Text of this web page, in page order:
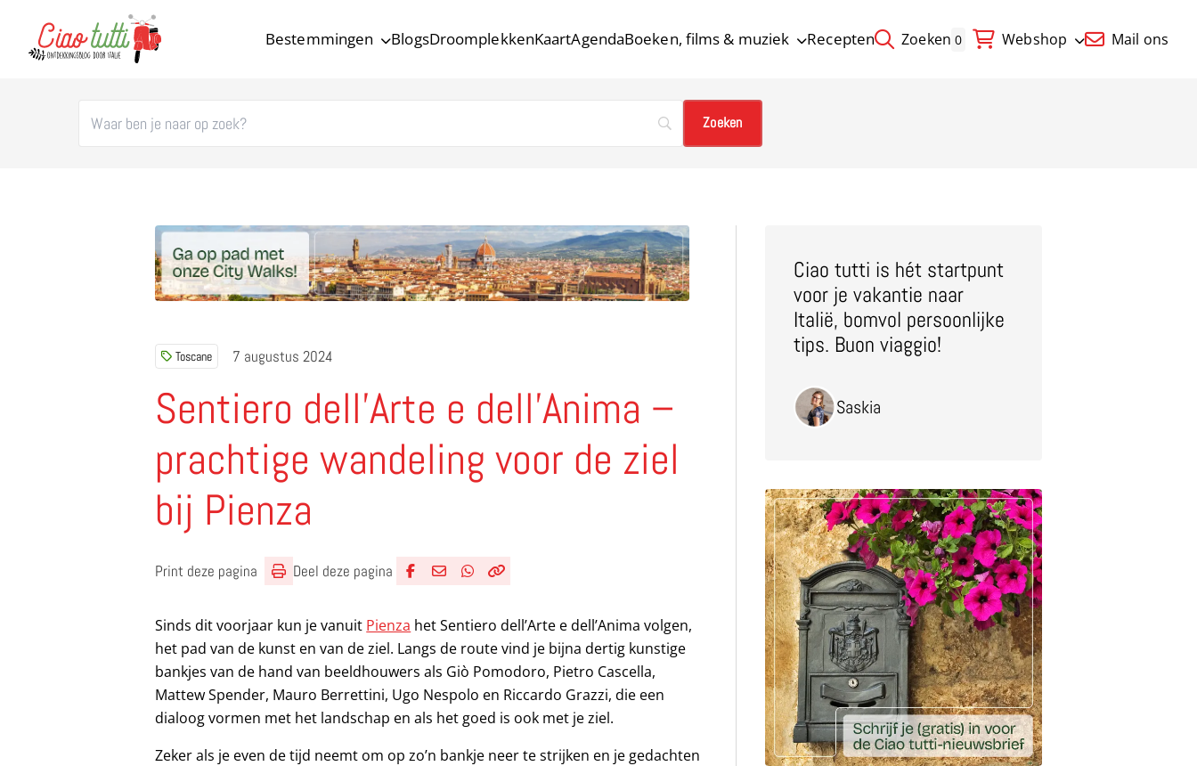
Bestemmingen BlogsDroomplekkenKaartAgendaBoeken, films & muziek Recepten Zoeken 0 Webshop Mail ons
Toscane 7 augustus 2024
Sentiero dell’Arte e dell’Anima –
prachtige wandeling voor de ziel
bij Pienza
Print deze pagina
Deel deze pagina
Sinds dit voorjaar kun je vanuit Pienza het Sentiero dell’Arte e dell’Anima volgen,
het pad van de kunst en van de ziel. Langs de route vind je bijna dertig kunstige
bankjes van de hand van beeldhouwers als Giò Pomodoro, Pietro Cascella,
Mattew Spender, Mauro Berrettini, Ugo Nespolo en Riccardo Grazzi, die een
dialoog vormen met het landschap en als het goed is ook met je ziel.
Zeker als je even de tijd neemt om op zo’n bankje neer te strijken en je gedachten
Ciao tutti is hét startpunt
voor je vakantie naar
Italië, bomvol persoonlijke
tips. Buon viaggio!
Saskia